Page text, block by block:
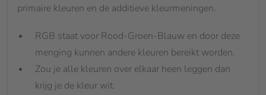
primaire kleuren en de additieve kleurmeningen.
RGB staat voor Rood-Groen-Blauw en door deze
menging kunnen andere kleuren bereikt worden.
Zou je alle kleuren over elkaar heen leggen dan
krijg je de kleur wit.